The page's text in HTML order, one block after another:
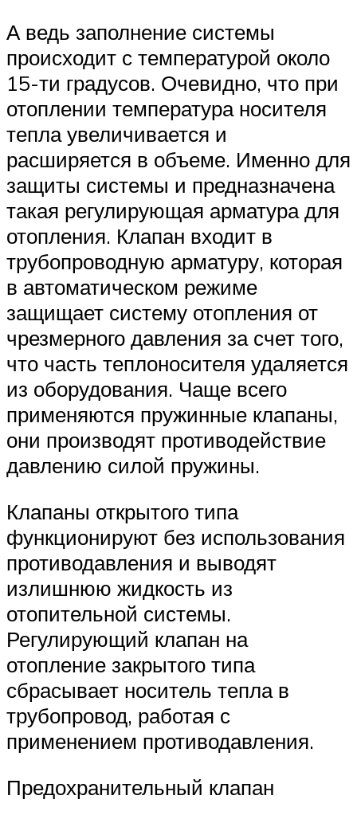
А ведь заполнение системы
происходит с температурой около
15-ти градусов. Очевидно, что при
отоплении температура носителя
тепла увеличивается и
расширяется в объеме. Именно для
защиты системы и предназначена
такая регулирующая арматура для
отопления. Клапан входит в
трубопроводную арматуру, которая
в автоматическом режиме
защищает систему отопления от
чрезмерного давления за счет того,
что часть теплоносителя удаляется
из оборудования. Чаще всего
применяются пружинные клапаны,
они производят противодействие
давлению силой пружины.
Клапаны открытого типа
функционируют без использования
противодавления и выводят
излишнюю жидкость из
отопительной системы.
Регулирующий клапан на
отопление закрытого типа
сбрасывает носитель тепла в
трубопровод, работая с
применением противодавления.
Предохранительный клапан